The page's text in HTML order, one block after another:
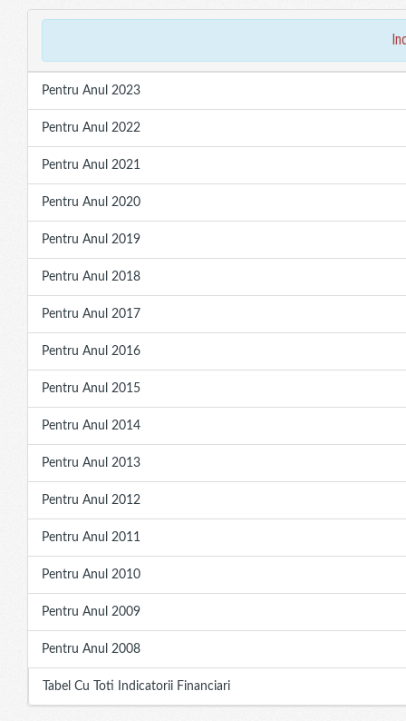
Pentru Anul 2023
Pentru Anul 2022
Pentru Anul 2021
Pentru Anul 2020
Pentru Anul 2019
Pentru Anul 2018
Pentru Anul 2017
Pentru Anul 2016
Pentru Anul 2015
Pentru Anul 2014
Pentru Anul 2013
Pentru Anul 2012
Pentru Anul 2011
Pentru Anul 2010
Pentru Anul 2009
Pentru Anul 2008
Tabel Cu Toti Indicatorii Financiari